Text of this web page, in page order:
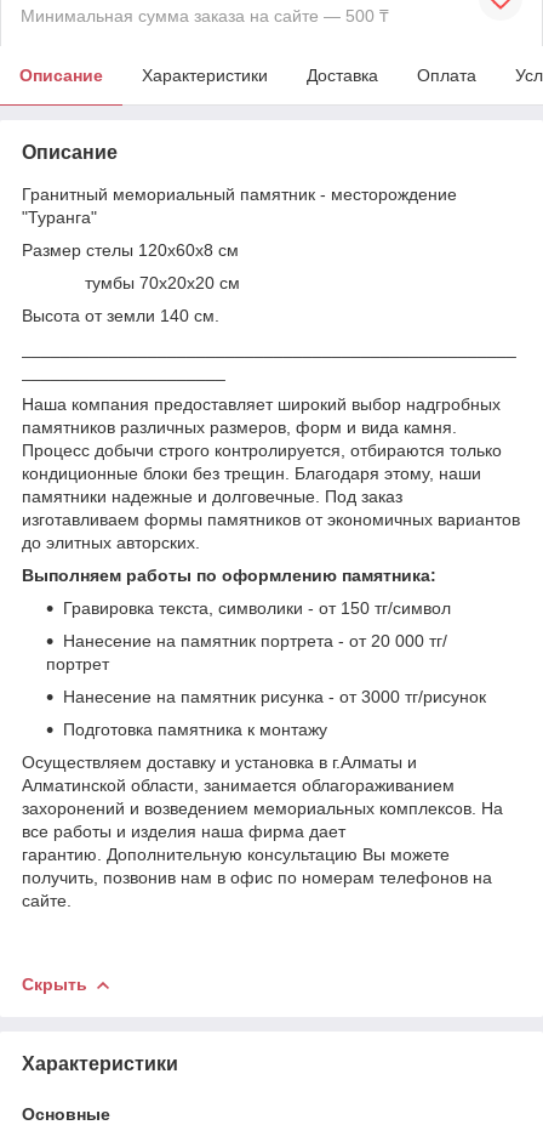
Минимальная сумма заказа на сайте — 500 ₸
Описание Характеристики Доставка Оплата
Описание
Гранитный мемориальный памятник - месторождение
"Туранга"
Размер стелы 120х60х8 см
тумбы 70х20х20 см
Высота от земли 140 см.
Наша компания предоставляет широкий выбор надгробных
памятников различных размеров, форм и вида камня.
Процесс добычи строго контролируется, отбираются только
кондиционные блоки без трещин. Благодаря этому, наши
памятники надежные и долговечные. Под заказ
изготавливаем формы памятников от экономичных вариантов
до элитных авторских.
Выполняем работы по оформлению памятника:
Гравировка текста, символики - от 150 тг/символ
Нанесение на памятник портрета - от 20 000 тг/
портрет
Нанесение на памятник рисунка - от 3000 тг/рисунок
Подготовка памятника к монтажу
Осуществляем доставку и установка в г.Алматы и
Алматинской области, занимается облагораживанием
захоронений и возведением мемориальных комплексов. На
все работы и изделия наша фирма дает
гарантию. Дополнительную консультацию Вы можете
получить, позвонив нам в офис по номерам телефонов на
сайте.
Скрыть
Характеристики
Основные